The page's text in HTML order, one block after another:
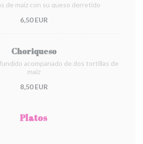
de maiz con su queso derretido
6,50 EUR
Choriqueso
acompanado de dos tortillas de
maiz
8,50 EUR
Platos